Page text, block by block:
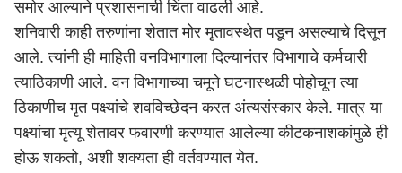
समोर आल्याने प्रशासनाची चिंता वाढली आहे.
शनिवारी काही तरुणांना शेतात मोर मृतावस्थेत पडून असल्याचे दिसून
आले. त्यांनी ही माहिती वनविभागाला दिल्यानंतर विभागाचे कर्मचारी
त्याठिकाणी आले. वन विभागाच्या चमूने घटनास्थळी पोहोचून त्या
ठिकाणीच मृत पक्ष्यांचे शवविच्छेदन करत अंत्यसंस्कार केले. मात्र या
पक्ष्यांचा मृत्यू शेतावर फवारणी करण्यात आलेल्या कीटकनाशकांमुळे ही
होऊ शकतो, अशी शक्यता ही वर्तवण्यात येत.